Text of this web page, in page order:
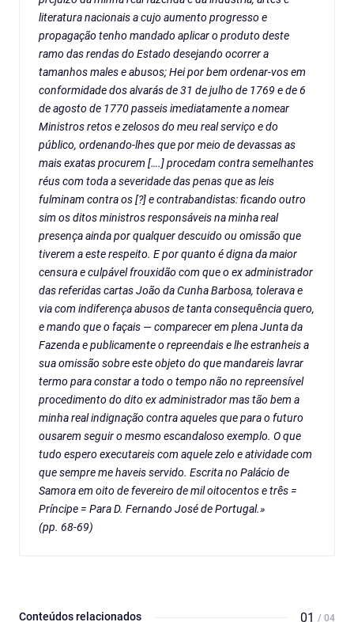
literatura nacionais a cujo aumento progresso e
propagação tenho mandado aplicar o produto deste
ramo das rendas do Estado desejando ocorrer a
tamanhos males e abusos; Hei por bem ordenar-vos em
conformidade dos alvarás de 31 de julho de 1769 e de 6
de agosto de 1770 passeis imediatamente a nomear
Ministros retos e zelosos do meu real serviço e do
público, ordenando-lhes que por meio de devassas as
mais exatas procurem [….] procedam contra semelhantes
réus com toda a severidade das penas que as leis
fulminam contra os [?] e contrabandistas: ficando outro
sim os ditos ministros responsáveis na minha real
presença ainda por qualquer descuido ou omissão que
tiverem a este respeito. E por quanto é digna da maior
censura e culpável frouxidão com que o ex administrador
das referidas cartas João da Cunha Barbosa, tolerava e
via com indiferença abusos de tanta consequência quero,
e mando que o façais — comparecer em plena Junta da
Fazenda e publicamente o repreendais e lhe estranheis a
sua omissão sobre este objeto do que mandareis lavrar
termo para constar a todo o tempo não no repreensível
procedimento do dito ex administrador mas tão bem a
minha real indignação contra aqueles que para o futuro
ousarem seguir o mesmo escandaloso exemplo. O que
tudo espero executareis com aquele zelo e atividade com
que sempre me haveis servido. Escrita no Palácio de
Samora em oito de fevereiro de mil oitocentos e três =
Príncipe = Para D. Fernando José de Portugal.»
(pp. 68-69)
Conteúdos relacionados 01 / 04